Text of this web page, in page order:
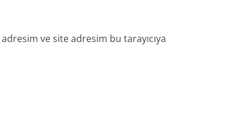
ve site adresim bu tarayıcıya